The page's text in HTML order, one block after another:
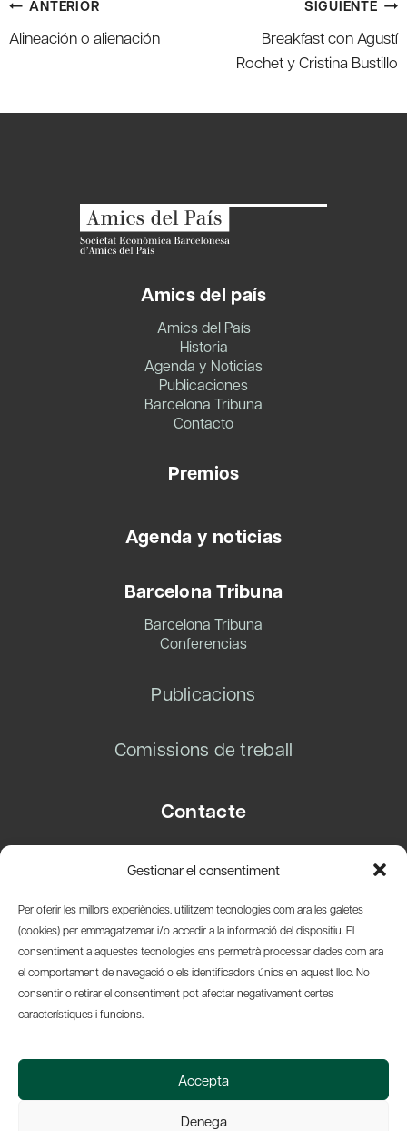
Gestionar el consentiment
Per oferir les millors experiències, utilitzem tecnologies com ara les galetes
(cookies) per emmagatzemar i/o accedir a la informació del dispositiu. El
consentiment a aquestes tecnologies ens permetrà processar dades com ara
el comportament de navegació o els identificadors únics en aquest lloc. No
consentir o retirar el consentiment pot afectar negativament certes
característiques i funcions.
Accepta
Denega
de
ANTERIOR
Alineación o alienación
SIGUIENTE
Breakfast con Agustí
Rochet y Cristina Bustillo
Amics del país
Amics del País
Historia
Agenda y Noticias
Publicaciones
Barcelona Tribuna
Contacto
Premios
Agenda y noticias
Barcelona Tribuna
Barcelona Tribuna
Conferencias
Publicacions
Comissions de treball
Contacte
08003 Barcelona
info@amicsdelpais.com
Suscripció Newsletter
© 2026 Societat Econòmica Barcelonesa d'Amics del País